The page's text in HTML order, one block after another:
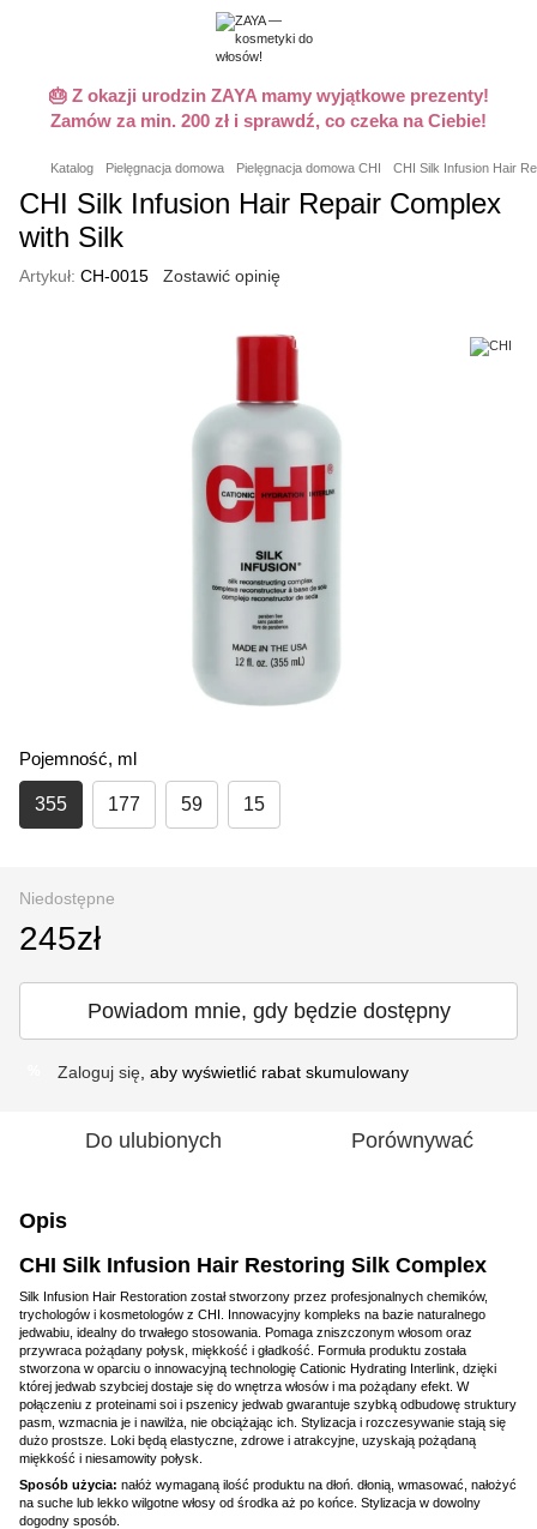
🎂 Z okazji urodzin ZAYA mamy wyjątkowe prezenty!
Zamów za min. 200 zł i sprawdź, co czeka na Ciebie!
Katalog Pielęgnacja domowa Pielęgnacja domowa CHI CHI Silk Infusion Hair
CHI Silk Infusion Hair Repair Complex
with Silk
Artykuł: CH-0015 Zostawić opinię
Pojemność, ml
355 177 59 15
Niedostępne
245zł
Powiadom mnie, gdy będzie dostępny
Zaloguj się , aby wyświetlić rabat skumulowany
Do ulubionych Porównywać
Opis
CHI Silk Infusion Hair Restoring Silk Complex
Silk Infusion Hair Restoration został stworzony przez profesjonalnych chemików,
trychologów i kosmetologów z CHI. Innowacyjny kompleks na bazie naturalnego
jedwabiu, idealny do trwałego stosowania. Pomaga zniszczonym włosom oraz
przywraca pożądany połysk, miękkość i gładkość. Formuła produktu została
stworzona w oparciu o innowacyjną technologię Cationic Hydrating Interlink, dzięki
której jedwab szybciej dostaje się do wnętrza włosów i ma pożądany efekt. W
połączeniu z proteinami soi i pszenicy jedwab gwarantuje szybką odbudowę struktury
pasm, wzmacnia je i nawilża, nie obciążając ich. Stylizacja i rozczesywanie stają się
dużo prostsze. Loki będą elastyczne, zdrowe i atrakcyjne, uzyskają pożądaną
miękkość i niesamowity połysk.
Sposób użycia: nałóż wymaganą ilość produktu na dłoń. dłonią, wmasować, nałożyć
na suche lub lekko wilgotne włosy od środka aż po końce. Stylizacja w dowolny
dogodny sposób.